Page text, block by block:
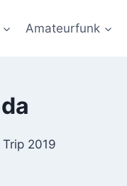
Amateurfunk
2019